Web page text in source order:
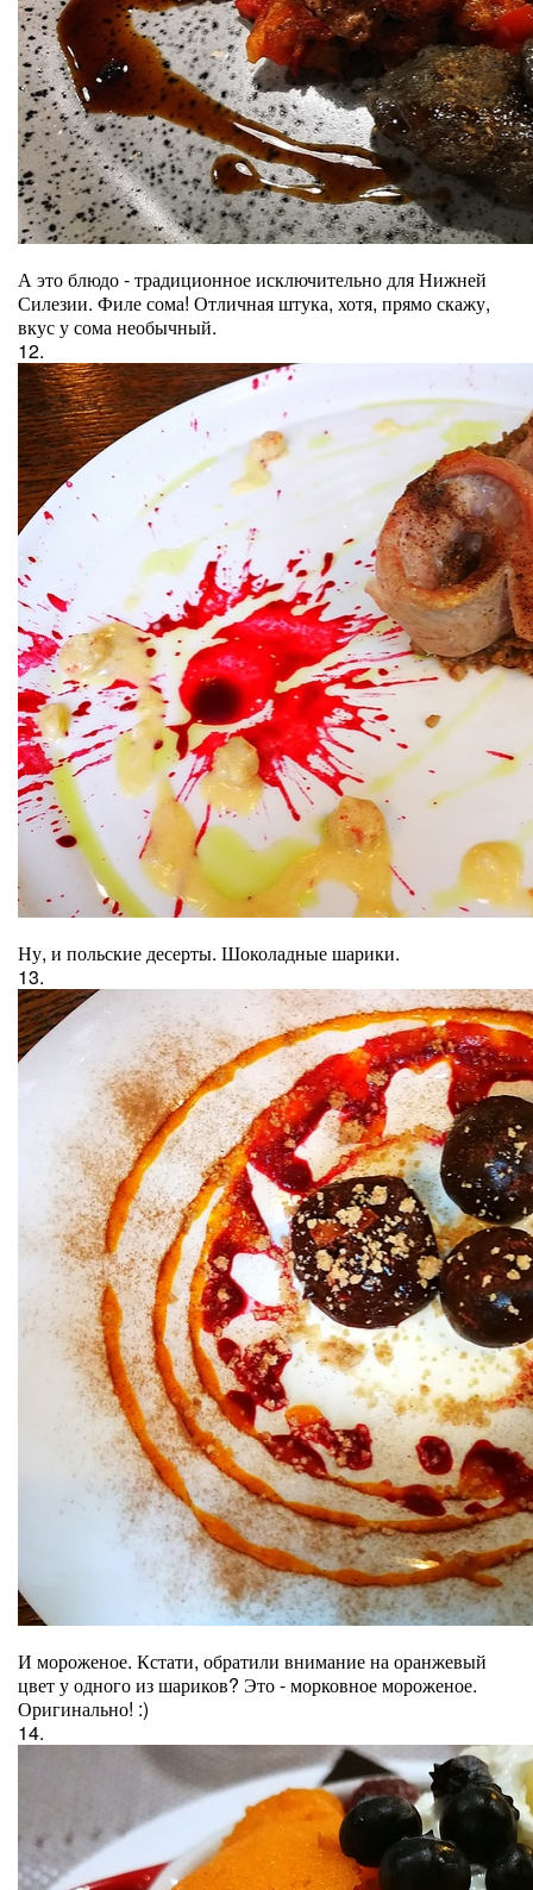
А это блюдо - традиционное исключительно для Нижней
Силезии. Филе сома! Отличная штука, хотя, прямо скажу,
вкус у сома необычный.
12.
Ну, и польские десерты. Шоколадные шарики.
13.
И мороженое. Кстати, обратили внимание на оранжевый
цвет у одного из шариков? Это - морковное мороженое.
Оригинально! :)
14.